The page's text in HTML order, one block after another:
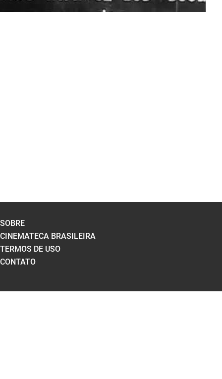
SOBRE
CINEMATECA BRASILEIRA
TERMOS DE USO
CONTATO